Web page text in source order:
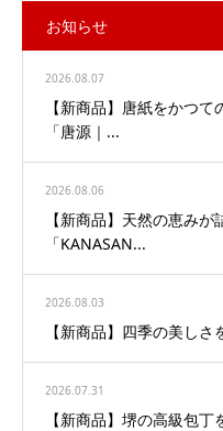
お知らせ
2026.08.07
【新商品】唐紙をかつ
「唐源｜...
2026.08.06
【新商品】天然の恵みが
「KANASAN...
2026.08.03
【新商品】四季の美しさ
2026.07.31
【新商品】堺の高級包